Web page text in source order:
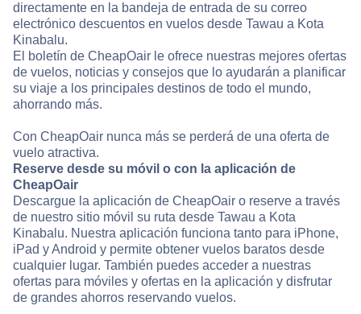
directamente en la bandeja de entrada de su correo
electrónico descuentos en vuelos desde Tawau a Kota
Kinabalu.
El boletín de CheapOair le ofrece nuestras mejores ofertas
de vuelos, noticias y consejos que lo ayudarán a planificar
su viaje a los principales destinos de todo el mundo,
ahorrando más.
Con CheapOair nunca más se perderá de una oferta de
vuelo atractiva.
Reserve desde su móvil o con la aplicación de
CheapOair
Descargue la aplicación de CheapOair o reserve a través
de nuestro sitio móvil su ruta desde Tawau a Kota
Kinabalu. Nuestra aplicación funciona tanto para iPhone,
iPad y Android y permite obtener vuelos baratos desde
cualquier lugar. También puedes acceder a nuestras
ofertas para móviles y ofertas en la aplicación y disfrutar
de grandes ahorros reservando vuelos.